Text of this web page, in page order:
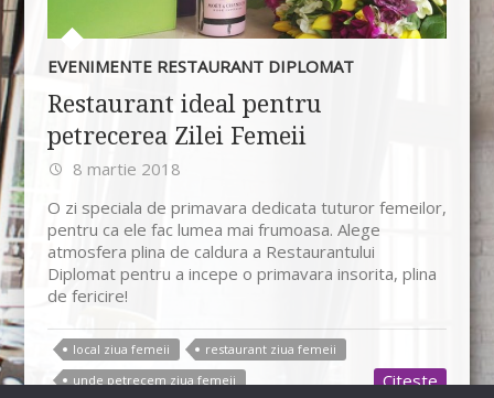
EVENIMENTE RESTAURANT DIPLOMAT
Restaurant ideal pentru
petrecerea Zilei Femeii
8 martie 2018
O zi speciala de primavara dedicata tuturor femeilor,
pentru ca ele fac lumea mai frumoasa. Alege
atmosfera plina de caldura a Restaurantului
Diplomat pentru a incepe o primavara insorita, plina
de fericire!
local ziua femeii
restaurant ziua femeii
unde petrecem ziua femeii
Citeste